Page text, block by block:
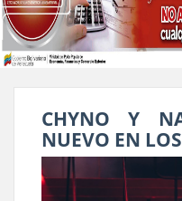
CHYNO Y
NUEVO EN